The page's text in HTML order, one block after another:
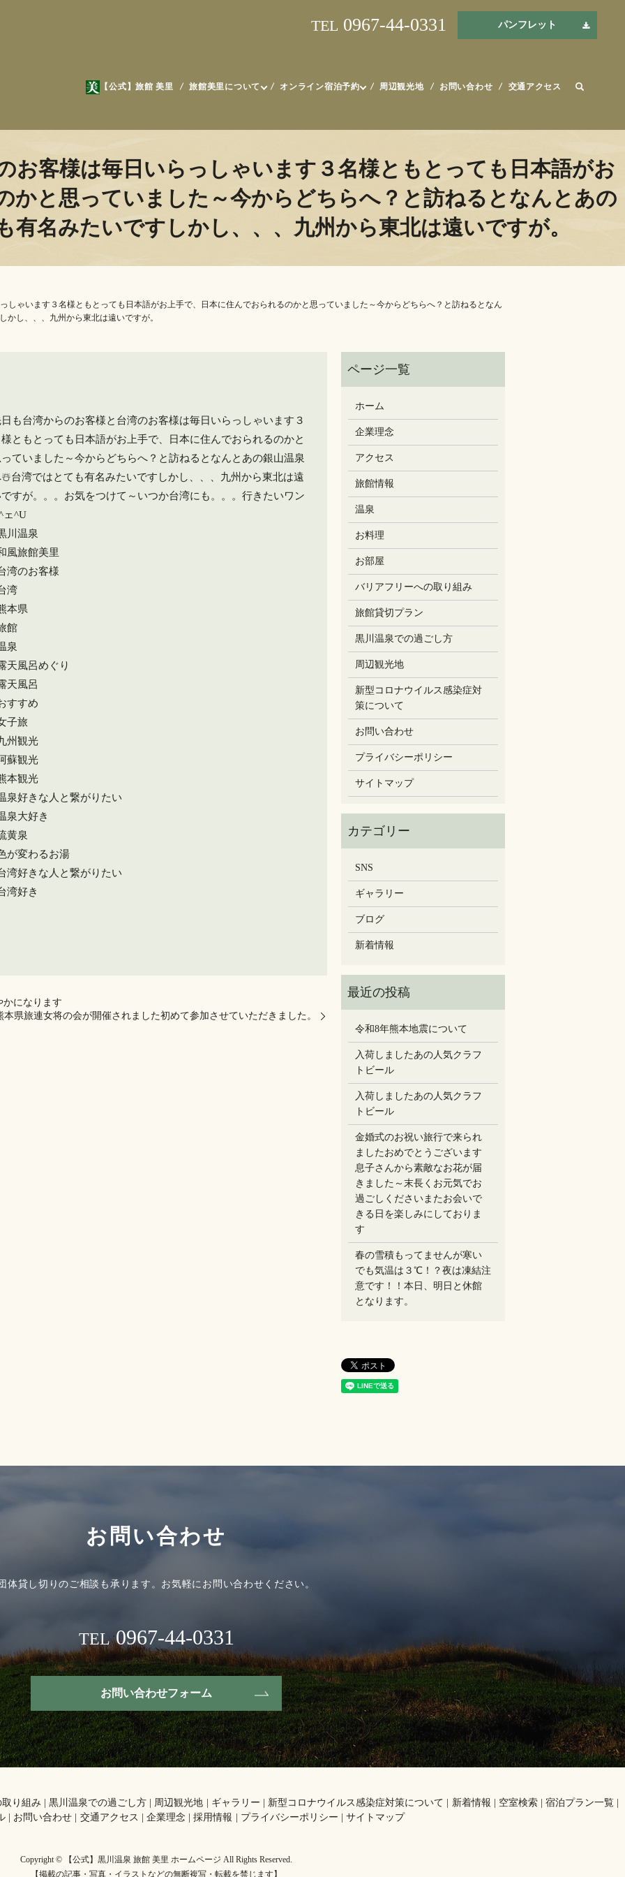
【公式】旅館 美里 旅館美里について オンライン宿泊予約 周辺観光地 お問い合わせ 交通アクセス
TEL 0967-44-0331 パンフレット
お客様は毎日いらっしゃいます３名様ともとっても日本語がお
かと思っていました～今からどちらへ？と訪ねると️なんと️あの
名みたいです️しかし、、、九州から東北は遠いですが。
しゃいます３名様ともとっても日本語がお上手で、日本に住んでおられるのかと思っていました～今からどちらへ？と訪ねると️なん
し、、、九州から東北は遠いですが。
も台湾からのお客様と台湾のお客様は毎日いらっしゃいます３
ともとっても日本語がお上手で、日本に住んでおられるのかと
ていました～今からどちらへ？と訪ねると️なんと️あの銀山温泉
台湾ではとても有名みたいです️しかし、、、九州から東北は遠
すが。。。お気をつけて～️いつか台湾にも。。。行きたいワン
ェ^U
川温泉
風旅館美里
湾のお客様
湾
本県
館
泉
天風呂めぐり
天風呂
すすめ
子旅
州観光
蘇観光
本観光
泉好きな人と繋がりたい
泉大好き
黄泉
が変わるお湯
湾好きな人と繋がりたい
湾好き
かになります️
本県旅連女将の会が開催されました初めて参加させていただきました。
ホーム
企業理念
アクセス
旅館情報
温泉
お料理
お部屋
バリアフリーへの取り組み
旅館貸切プラン
黒川温泉での過ごし方
周辺観光地
新型コロナウイルス感染症対
策について
お問い合わせ
プライバシーポリシー
サイトマップ
SNS
ギャラリー
ブログ
新着情報
令和8年熊本地震について
入荷しましたあの人気クラフ
トビール
入荷しましたあの人気クラフ
トビール
金婚式のお祝い旅行で来られ
ましたおめでとうございます
息子さんから素敵なお花が届
きました～末長くお元気でお
過ごしください️またお会いで
きる日を楽しみにしておりま
す
春の雪積もってませんが寒い
でも気温は３℃！？夜は凍結注
意です！！本日、明日と休館
となります。
お問い合わせ
体貸し切りのご相談も承ります。 お気軽にお問い合わせください。
TEL 0967-44-0331
お問い合わせフォーム
り組み 黒川温泉での過ごし方 周辺観光地 ギャラリー 新型コロナウイルス感染症対策について 新着情報 空室検索
宿泊プラン一覧
お問い合わせ 交通アクセス 企業理念 採用情報 プライバシーポリシー サイトマップ
Copyright © 【公式】黒川温泉 旅館 美里 ホームページ All Rights Reserved.
【掲載の記事・写真・イラストなどの無断複写・転載を禁じます】